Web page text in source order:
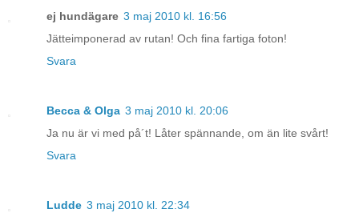
ej hundägare 3 maj 2010 kl. 16:56
Jätteimponerad av rutan! Och fina fartiga foton!
Svara
Becca & Olga 3 maj 2010 kl. 20:06
Ja nu är vi med på´t! Låter spännande, om än lite svårt!
Svara
Ludde 3 maj 2010 kl. 22:34